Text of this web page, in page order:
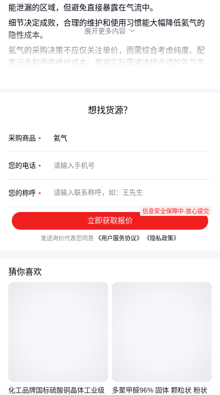
能泄漏的区域，但避免直接暴露在气流中。
细节决定成败，合理的维护和使用习惯能大幅降低氦气的
隐性成本。
氦气的采购决策不应仅关注单价，而需综合考虑纯度、配
套设备和使用维护成本。根据实际需求选择合适的氦气类
展开更多内容 
想找货源？
采购商品
您的电话
您的称呼
立即获取报价
信息安全保障中·放心提交
发送询价代表您同意 《用户服务协议》 《隐私政策》
猜你喜欢
化工品牌国标硫酸铜晶体工业级 多聚甲醛96% 固体 颗粒状 粉状